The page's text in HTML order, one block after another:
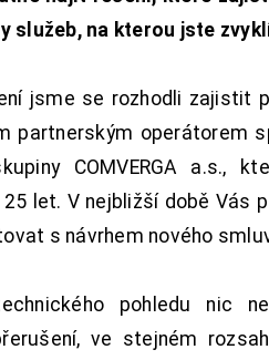
služeb, na kterou jste
jsme se rozhodli zajistit
partnerským operátorem
COMVERGA a.s.,
let. V nejbližší době Vás
s návrhem nového
pohledu nic
ve stejném